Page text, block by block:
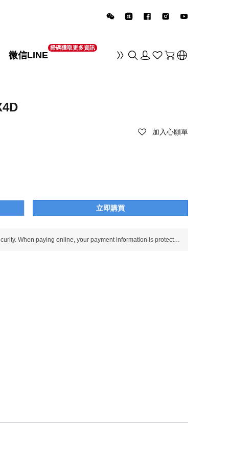
微信LINE
掃碼獲取更多資訊
加入心願單
立即購買
Use SSL protocol to ensure payment security. When paying online, your payment information is protected.